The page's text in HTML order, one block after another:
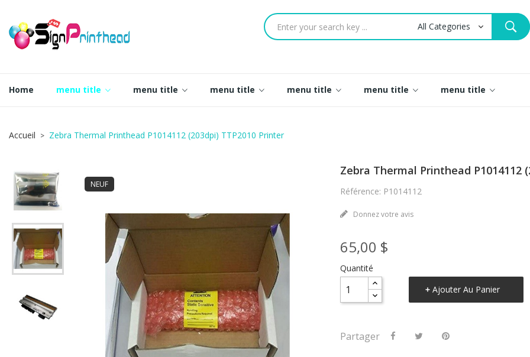
Home menu title menu title menu title menu title menu title menu title
Accueil Zebra Thermal Printhead P1014112 (203dpi) TTP2010 Printer
NEUF
Zebra Thermal Printhead P1014112
Référence: P1014112
Donnez votre avis
65,00 $
Quantité
Ajouter Au Panier
Partager